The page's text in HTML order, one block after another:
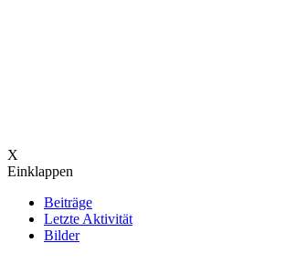
X
Einklappen
Beiträge
Letzte Aktivität
Bilder